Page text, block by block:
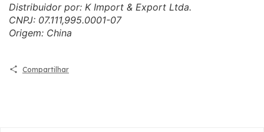
Distribuidor por: K Import & Export Ltda.
CNPJ: 07.111,995.0001-07
Origem: China
Compartilhar